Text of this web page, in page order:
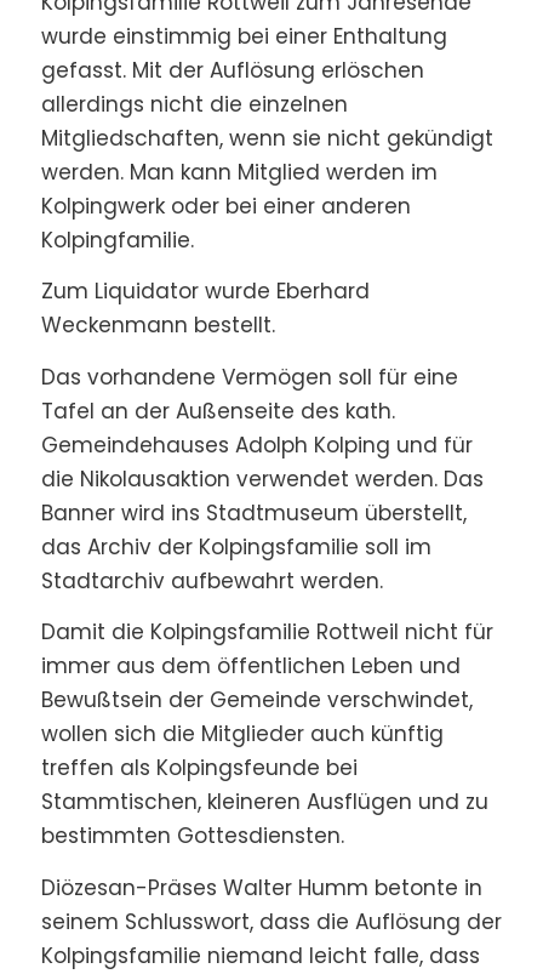
wurde einstimmig bei einer Enthaltung
gefasst. Mit der Auflösung erlöschen
allerdings nicht die einzelnen
Mitgliedschaften, wenn sie nicht gekündigt
werden. Man kann Mitglied werden im
Kolpingwerk oder bei einer anderen
Kolpingfamilie.
Zum Liquidator wurde Eberhard
Weckenmann bestellt.
Das vorhandene Vermögen soll für eine
Tafel an der Außenseite des kath.
Gemeindehauses Adolph Kolping und für
die Nikolausaktion verwendet werden. Das
Banner wird ins Stadtmuseum überstellt,
das Archiv der Kolpingsfamilie soll im
Stadtarchiv aufbewahrt werden.
Damit die Kolpingsfamilie Rottweil nicht für
immer aus dem öffentlichen Leben und
Bewußtsein der Gemeinde verschwindet,
wollen sich die Mitglieder auch künftig
treffen als Kolpingsfeunde bei
Stammtischen, kleineren Ausflügen und zu
bestimmten Gottesdiensten.
Diözesan-Präses Walter Humm betonte in
seinem Schlusswort, dass die Auflösung der
Kolpingsfamilie niemand leicht falle, dass